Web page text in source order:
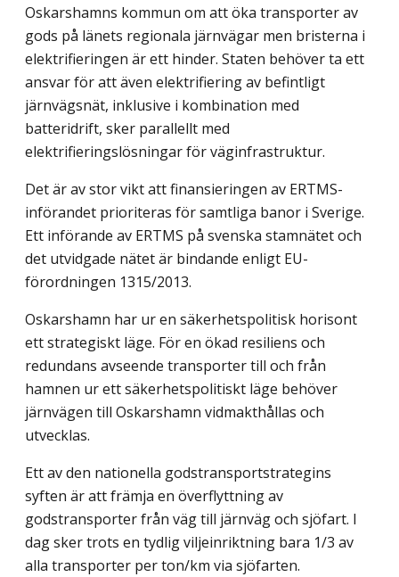
Oskarshamns kommun om att öka transporter av
gods på länets regionala järn­vägar men bristerna i
elektrifieringen är ett hinder. Staten behöver ta ett
ansvar för att även elektrifiering av befintligt
järnvägsnät, inklusive i kombination med
batteridrift, sker parallellt med
elektrifieringslösningar för väginfrastruktur.
Det är av stor vikt att finansieringen av ERTMS-
införandet prioriteras för samtliga banor i Sverige.
Ett införande av ERTMS på svenska stamnätet och
det utvidgade nätet är bindande enligt EU-
förordningen 1315/2013.
Oskarshamn har ur en säkerhetspolitisk horisont
ett strategiskt läge. För en ökad resiliens och
redundans avseende transporter till och från
hamnen ur ett säkerhets­politiskt läge behöver
järnvägen till Oskarshamn vidmakthållas och
utvecklas.
Ett av den nationella godstransportstrategins
syften är att främja en överflyttning av
godstransporter från väg till järnväg och sjöfart. I
dag sker trots en tydlig viljeinriktning bara 1/3 av
alla transporter per ton/km via sjöfarten.